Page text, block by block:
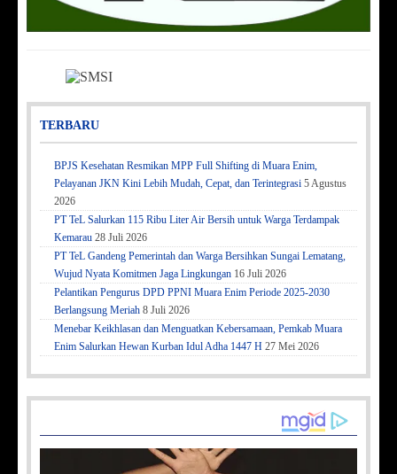
TERBARU
BPJS Kesehatan Resmikan MPP Full Shifting di Muara Enim,
Pelayanan JKN Kini Lebih Mudah, Cepat, dan Terintegrasi 5 Agustus
2026
PT TeL Salurkan 115 Ribu Liter Air Bersih untuk Warga Terdampak
Kemarau 28 Juli 2026
PT TeL Gandeng Pemerintah dan Warga Bersihkan Sungai Lematang,
Wujud Nyata Komitmen Jaga Lingkungan 16 Juli 2026
Pelantikan Pengurus DPD PPNI Muara Enim Periode 2025-2030
Berlangsung Meriah 8 Juli 2026
Menebar Keikhlasan dan Menguatkan Kebersamaan, Pemkab Muara
Enim Salurkan Hewan Kurban Idul Adha 1447 H 27 Mei 2026